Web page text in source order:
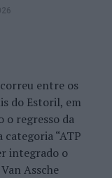
entre os
do Estoril, em
o regresso da
“ATP
integrado o
Assche